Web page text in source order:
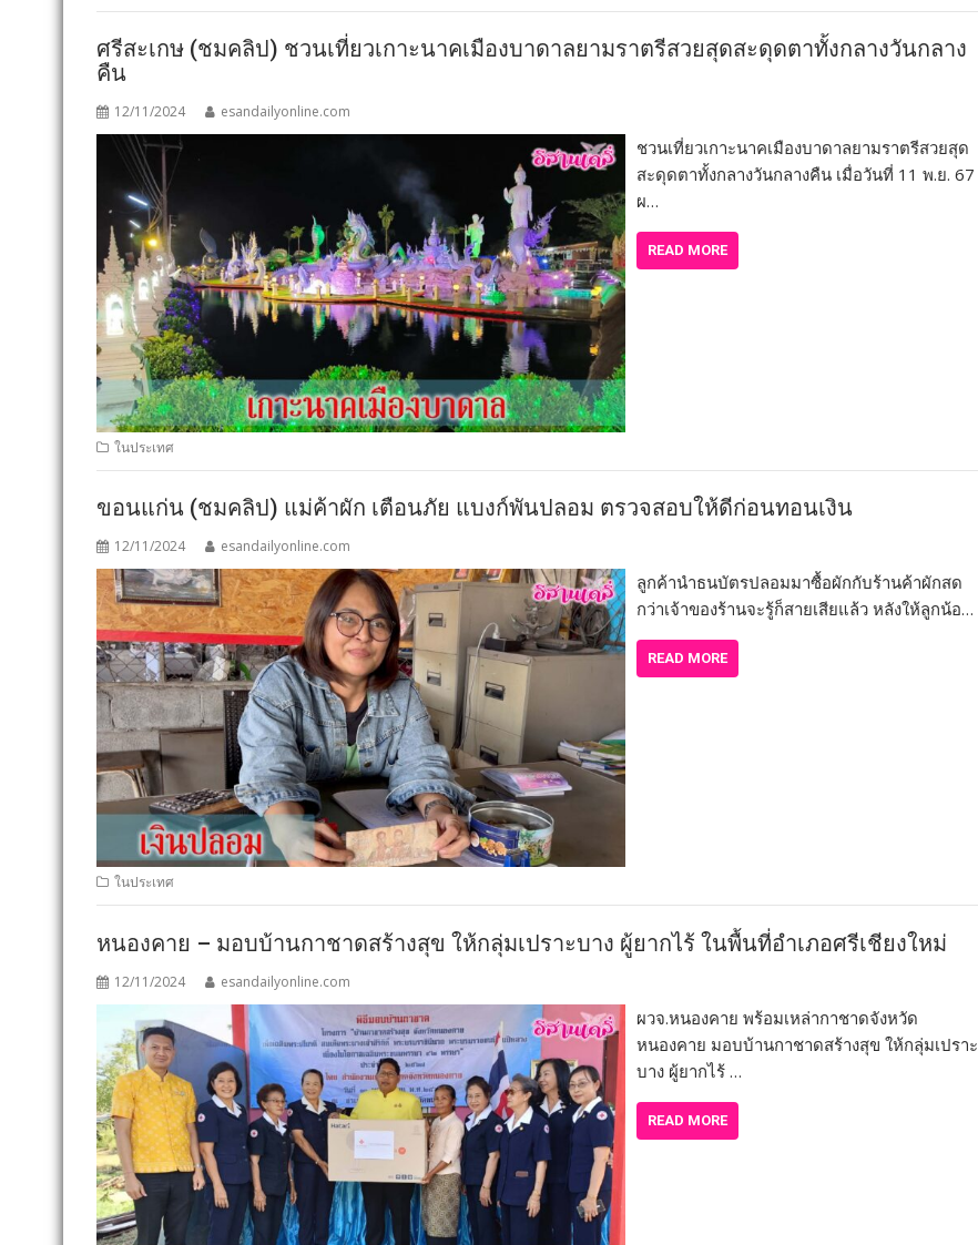
ศรีสะเกษ (ชมคลิป) ชวนเที่ยวเกาะนาคเมืองบาดาลยามราตรีสวยสุดสะดุดตาทั้งกลางวันกลาง
คืน
12/11/2024 esandailyonline.com
ชวนเที่ยวเกาะนาคเมืองบาดาลยามราตรีสวยสุด
สะดุดตาทั้งกลางวันกลางคืน เมื่อวันที่ 11 พ.ย. 67
ผ…
READ MORE
ในประเทศ
ขอนแก่น (ชมคลิป) แม่ค้าผัก เตือนภัย แบงก์พันปลอม ตรวจสอบให้ดีก่อนทอนเงิน
12/11/2024 esandailyonline.com
ลูกค้านำธนบัตรปลอมมาซื้อผักกับร้านค้าผักสด
กว่าเจ้าของร้านจะรู้ก็สายเสียแล้ว หลังให้ลูกน้อ…
READ MORE
ในประเทศ
หนองคาย – มอบบ้านกาชาดสร้างสุข ให้กลุ่มเปราะบาง ผู้ยากไร้ ในพื้นที่อำเภอศรีเชียงใหม่
12/11/2024 esandailyonline.com
ผวจ.หนองคาย พร้อมเหล่ากาชาดจังหวัด
หนองคาย มอบบ้านกาชาดสร้างสุข ให้กลุ่มเปราะ
บาง ผู้ยากไร้ …
READ MORE